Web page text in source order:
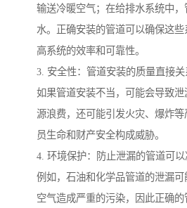
输送冷暖空气；在给排水系统中
水。正确安装的管道可以确保这
高系统的效率和可靠性。
3. 安全性：管道安装的质量直接关
如果管道安装不当，可能会导致
源浪费，还可能引发火灾、爆炸
员生命和财产安全构成威胁。
4. 环境保护：防止泄漏的管道可以
例如，石油和化学品管道的泄漏
空气造成严重的污染，因此正确